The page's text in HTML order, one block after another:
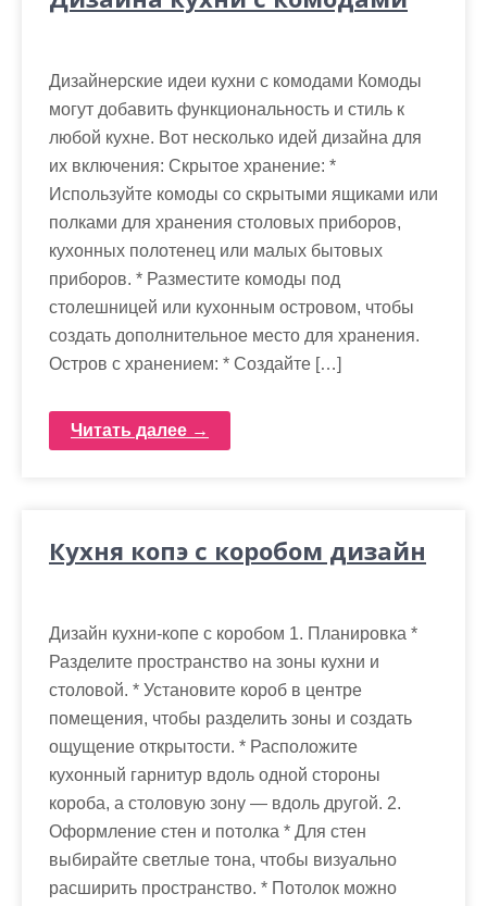
Дизайнерские идеи кухни с комодами Комоды
могут добавить функциональность и стиль к
любой кухне. Вот несколько идей дизайна для
их включения: Скрытое хранение: *
Используйте комоды со скрытыми ящиками или
полками для хранения столовых приборов,
кухонных полотенец или малых бытовых
приборов. * Разместите комоды под
столешницей или кухонным островом, чтобы
создать дополнительное место для хранения.
Остров с хранением: * Создайте […]
Читать далее →
Кухня копэ с коробом дизайн
Дизайн кухни-копе с коробом 1. Планировка *
Разделите пространство на зоны кухни и
столовой. * Установите короб в центре
помещения, чтобы разделить зоны и создать
ощущение открытости. * Расположите
кухонный гарнитур вдоль одной стороны
короба, а столовую зону — вдоль другой. 2.
Оформление стен и потолка * Для стен
выбирайте светлые тона, чтобы визуально
расширить пространство. * Потолок можно